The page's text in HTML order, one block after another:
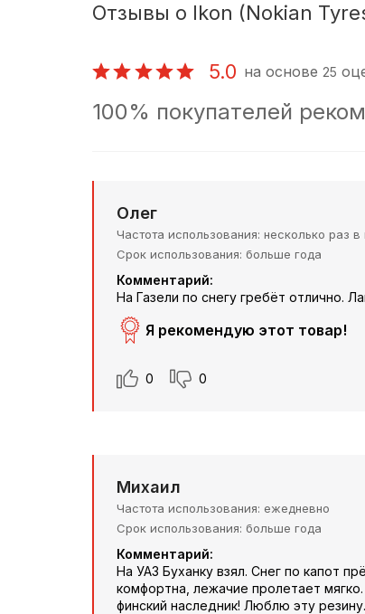
Отзывы о Ikon (Nokian
5.0 на основе25
100% покупателей
Олег
Частота использования несколько раз
Срок использования больше года
Комментарий:
На Газели по снегу гребёт отлично.
Я рекомендую этот товар!
0 0
Михаил
Частота использования ежедневно
Срок использования больше года
Комментарий:
На УАЗ Буханку взял. Снег по капот
комфортна, лежачие пролетает
финский наследник! Люблю эту резину.